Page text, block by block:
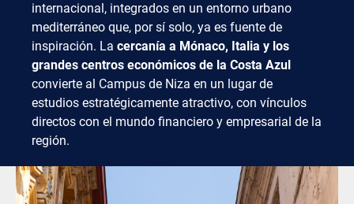
internacional, integrados en un entorno urbano
mediterráneo que, por sí solo, ya es fuente de
inspiración. La cercanía a Mónaco, Italia y los
grandes centros económicos de la Costa Azul
convierte al Campus de Niza en un lugar de
estudios estratégicamente atractivo, con vínculos
directos con el mundo financiero y empresarial de la
región.